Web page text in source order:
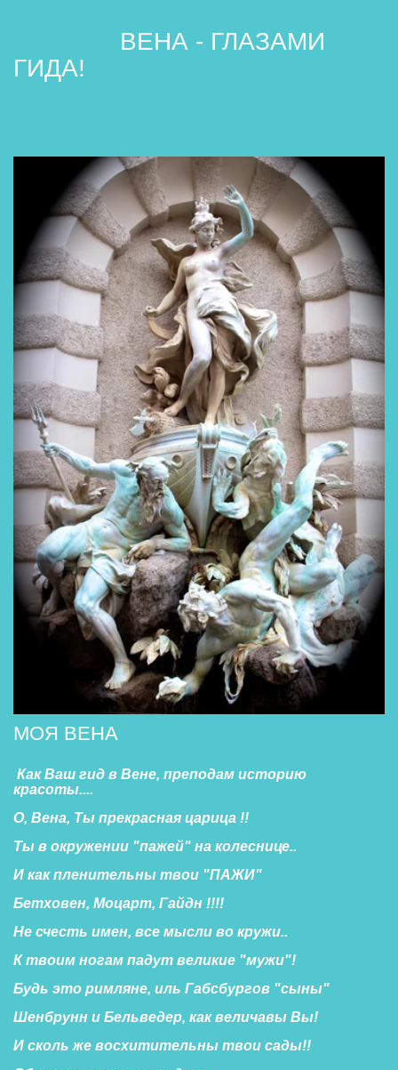
ГИДА!
МОЯ ВЕНА
красоты....
О, Вена, Ты прекрасная царица !!
Ты в окружении "пажей" на колеснице..
И как пленительны твои "ПАЖИ"
Бетховен, Моцарт, Гайдн !!!!
Не счесть имен, все мысли во кружи..
К твоим ногам падут великие "мужи"!
Будь это римляне, иль Габсбургов "сыны"
Шенбрунн и Бельведер, как величавы Вы!
И сколь же восхитительны твои сады!!